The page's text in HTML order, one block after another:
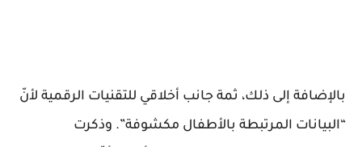
بالإضافة إلى ذلك، ثمة جانب أخلاقي للتقنيات الرقمية لأنّ
“البيانات المرتبطة بالأطفال مكشوفة”. وذكرت